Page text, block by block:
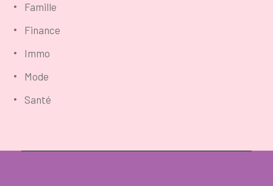
Famille
Finance
Immo
Mode
Santé